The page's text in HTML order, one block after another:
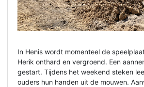
In Henis wordt momenteel de
Herik onthard en vergroend. Een
gestart. Tijdens het weekend steken
ouders hun handen uit de mouwen.